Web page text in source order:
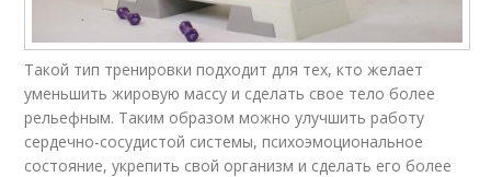
Такой тип тренировки подходит для тех, кто желает
уменьшить жировую массу и сделать свое тело более
рельефным. Таким образом можно улучшить работу
сердечно-сосудистой системы, психоэмоциональное
состояние, укрепить свой организм и сделать его более